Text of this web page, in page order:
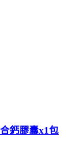
鈣膠囊x1包